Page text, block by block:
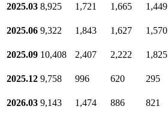
2025.03 8,925 1,721 1,665 1,449
2025.06 9,322 1,843 1,627 1,570
2025.09 10,408 2,407 2,222 1,825
2025.12 9,758 996 620 295
2026.03 9,143 1,474 886 821